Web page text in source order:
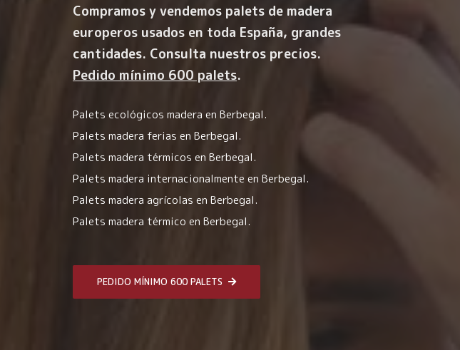
Compramos y vendemos palets de madera
europeros usados en toda España, grandes
cantidades. Consulta nuestros precios.
Pedido mínimo 600 palets.
Palets ecológicos madera en Berbegal.
Palets madera ferias en Berbegal.
Palets madera térmicos en Berbegal.
Palets madera internacionalmente en Berbegal.
Palets madera agrícolas en Berbegal.
Palets madera térmico en Berbegal.
PEDIDO MÍNIMO 600 PALETS